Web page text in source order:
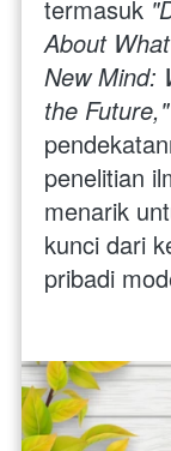
termasuk
About
New Mind:
the Future,"
penelitian
menarik
kunci dari
pribadi